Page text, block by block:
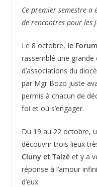
Ce premier semestre
de rencontres pour les
Le 8 octobre, le
rassemblé une
d’associations du
par Mgr Bozo juste
permis à chacun de
foi et où s’engager.
Du 19 au 22 octobre,
découvrir trois lieux
Cluny et Taizéet y a
réponse à l’amour
d’eux.